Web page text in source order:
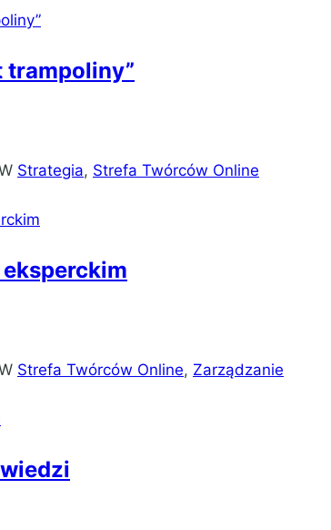
trampoliny”
Strategia, Strefa Twórców Online
Strefa Twórców Online, Zarządzanie